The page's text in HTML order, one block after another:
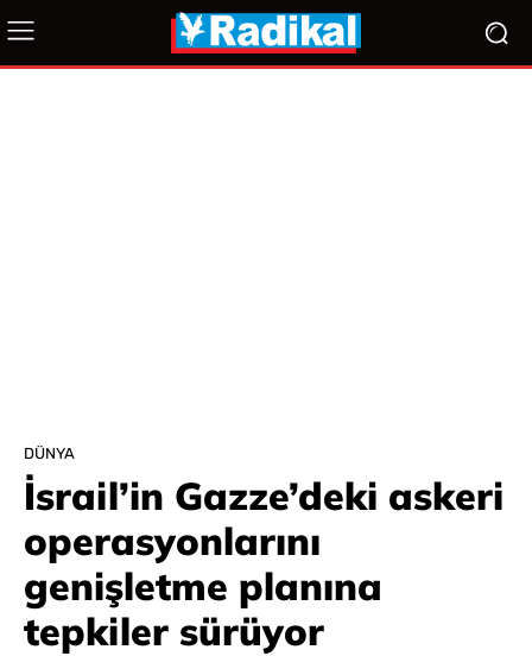
DÜNYA
İsrail’in Gazze’deki askeri
operasyonlarını
genişletme planına
tepkiler sürüyor